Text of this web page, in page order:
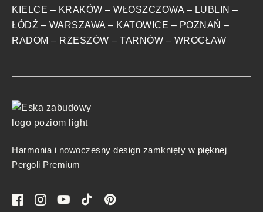
KIELCE – KRAKÓW – WŁOSZCZOWA – LUBLIN –
ŁÓDŹ – WARSZAWA – KATOWICE – POZNAŃ –
RADOM – RZESZÓW – TARNÓW – WROCŁAW
Harmonia i nowoczesny design zamknięty w pięknej
Pergoli Premium